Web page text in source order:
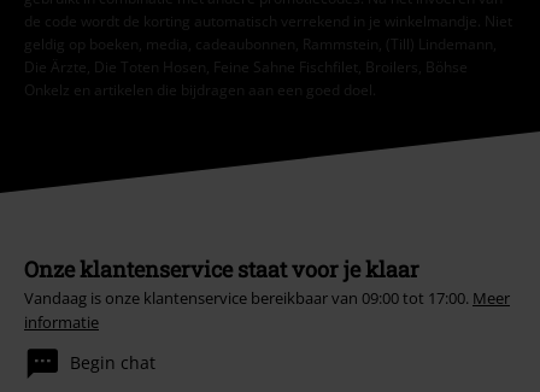
de code wordt de korting automatisch verrekend in je winkelmandje. Niet
geldig op boeken, media, cadeaubonnen, Rammstein, (Till) Lindemann,
Die Ärzte, Die Toten Hosen, Feine Sahne Fischfilet, Broilers, Böhse
Onkelz en artikelen die bijdragen aan een goed doel.
Onze klantenservice staat voor je klaar
Vandaag is onze klantenservice bereikbaar van 09:00 tot 17:00. Meer
informatie
Begin chat